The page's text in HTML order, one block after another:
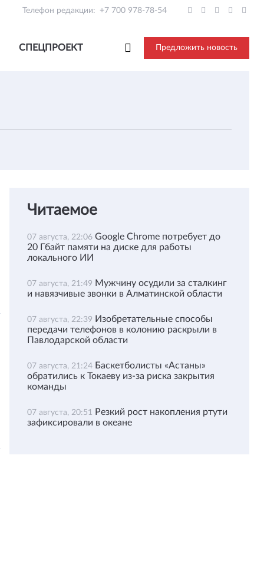
Телефон редакции: +7 700 978-78-54
СПЕЦПРОЕКТ Предложить новость
Читаемое
07 августа, 22:06 Google Chrome потребует до
20 Гбайт памяти на диске для работы
локального ИИ
07 августа, 21:49 Мужчину осудили за сталкинг
и навязчивые звонки в Алматинской области
07 августа, 22:39 Изобретательные способы
передачи телефонов в колонию раскрыли в
Павлодарской области
07 августа, 21:24 Баскетболисты «Астаны»
обратились к Токаеву из-за риска закрытия
команды
07 августа, 20:51 Резкий рост накопления ртути
зафиксировали в океане